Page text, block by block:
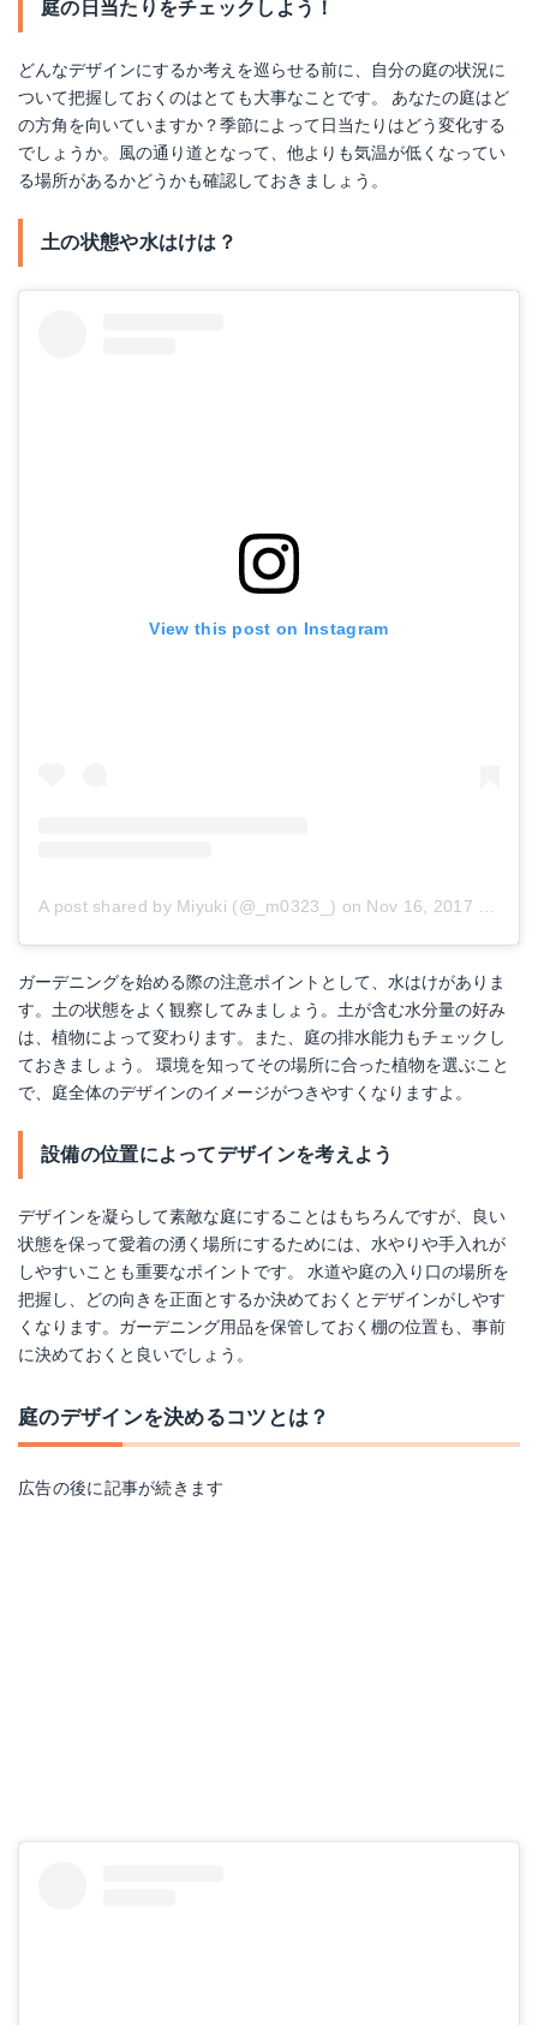
庭の日当たりをチェックしよう！
どんなデザインにするか考えを巡らせる前に、自分の庭の状況に
ついて把握しておくのはとても大事なことです。 あなたの庭はど
の方角を向いていますか？季節によって日当たりはどう変化する
でしょうか。風の通り道となって、他よりも気温が低くなってい
る場所があるかどうかも確認しておきましょう。
土の状態や水はけは？
View this post on Instagram
A post shared by Miyuki (@_m0323_) on Nov 16, 2017 at 4:30pm PST
ガーデニングを始める際の注意ポイントとして、水はけがありま
す。土の状態をよく観察してみましょう。土が含む水分量の好み
は、植物によって変わります。また、庭の排水能力もチェックし
ておきましょう。 環境を知ってその場所に合った植物を選ぶこと
で、庭全体のデザインのイメージがつきやすくなりますよ。
設備の位置によってデザインを考えよう
デザインを凝らして素敵な庭にすることはもちろんですが、良い
状態を保って愛着の湧く場所にするためには、水やりや手入れが
しやすいことも重要なポイントです。 水道や庭の入り口の場所を
把握し、どの向きを正面とするか決めておくとデザインがしやす
くなります。ガーデニング用品を保管しておく棚の位置も、事前
に決めておくと良いでしょう。
庭のデザインを決めるコツとは？
広告の後に記事が続きます